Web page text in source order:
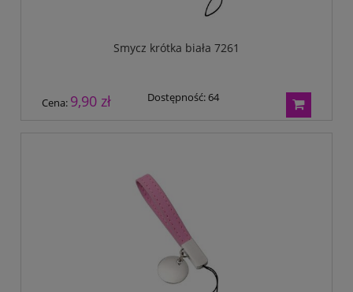
Smycz krótka biała 7261
Cena: 9,90 zł Dostępność:64